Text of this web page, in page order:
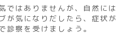
ではありませんが、自然には
が気になりだしたら、症状が
診察を受けましょう。